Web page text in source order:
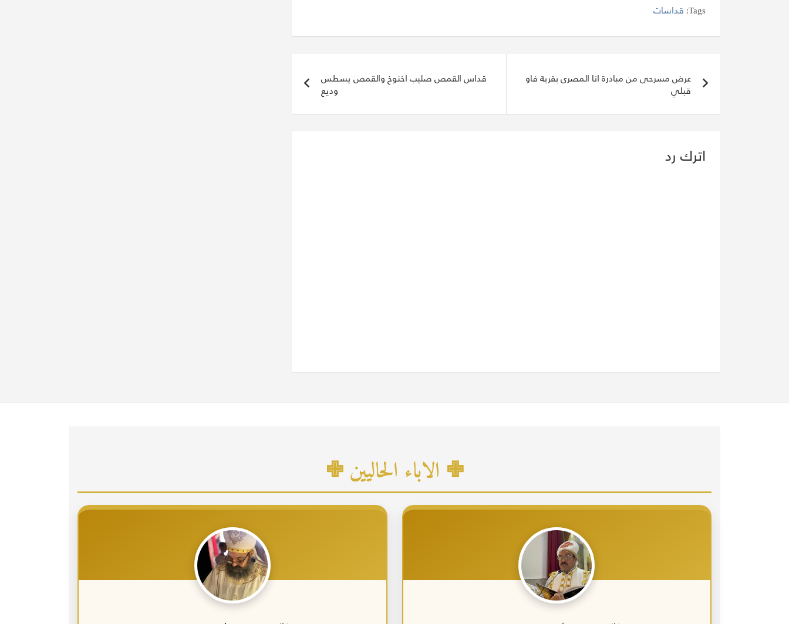
Tags: قداسات
المقالات
عرض مسرحى من مبادرة انا المصرى بقرية فاو
قبلي
قداس القمص صليب اخنوخ والقمص يسطس
وديع
اترك رد
✙ الاباء الحاليين ✙